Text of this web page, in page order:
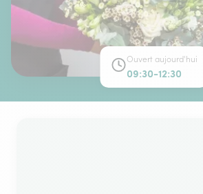
Ouvert aujourd'hui
09:30-12:30